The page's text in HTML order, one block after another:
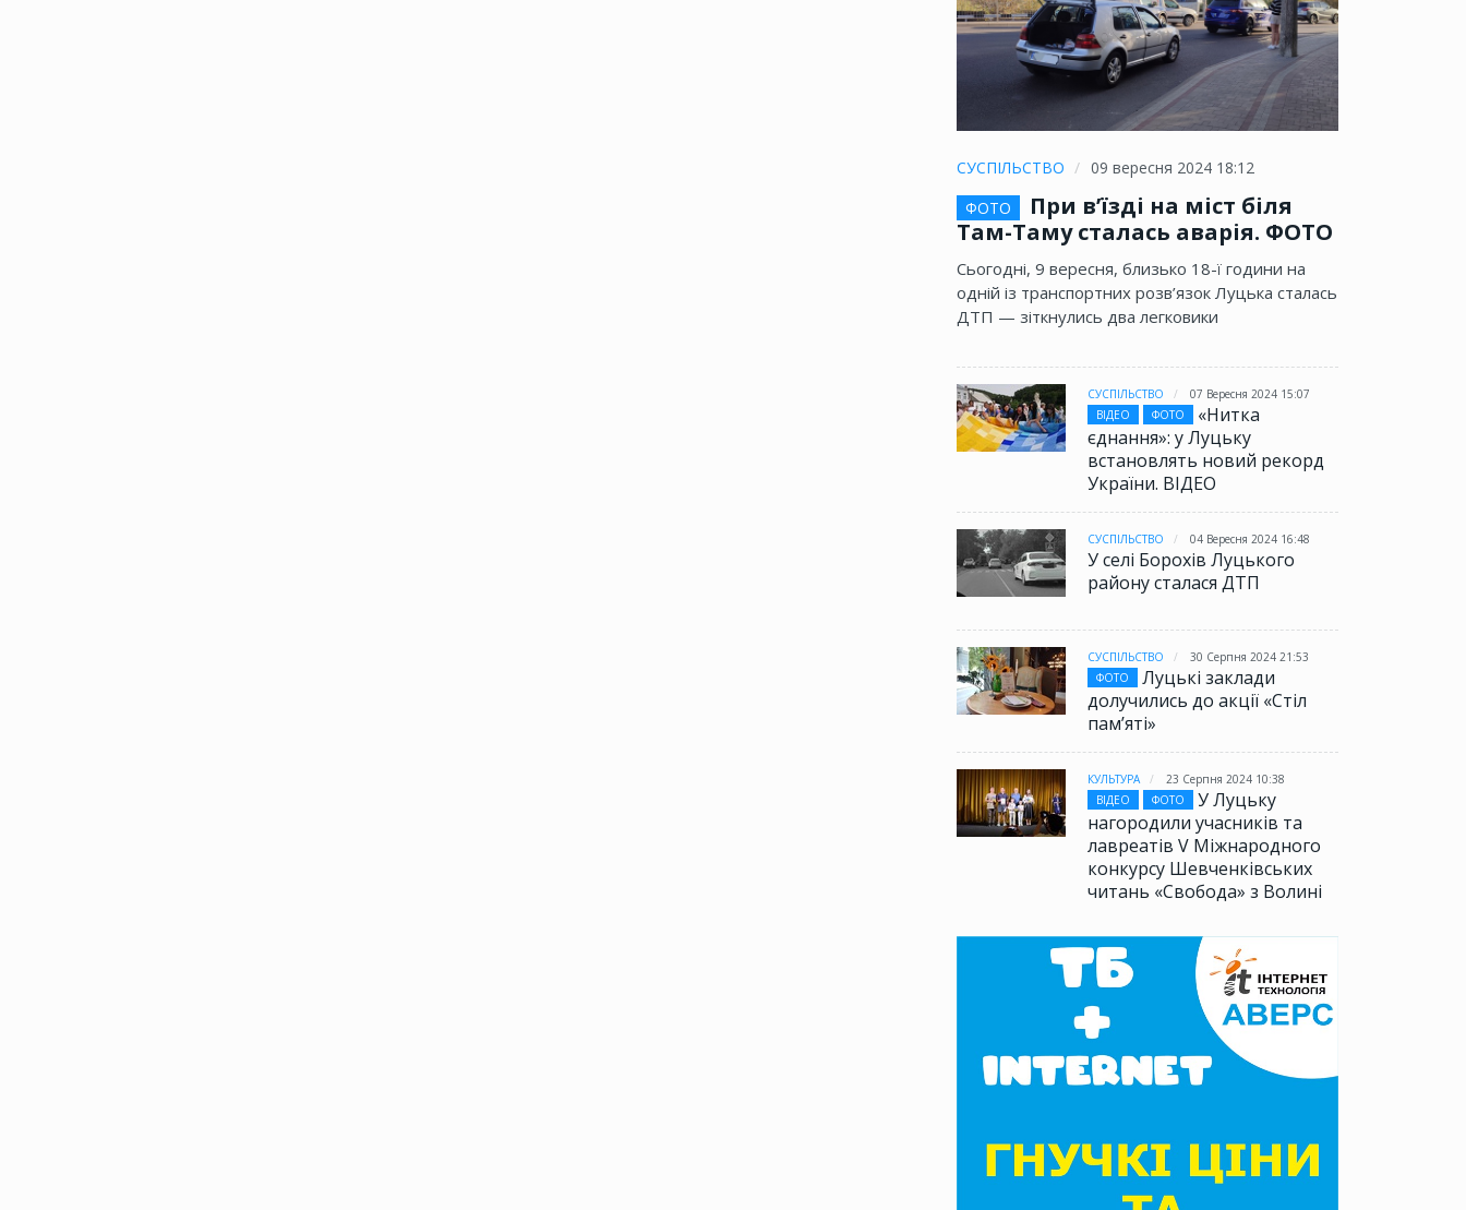
СУСПІЛЬСТВО
09 вересня 2024 18:12
ФОТО
При в’їзді на міст біля
Там-Таму сталась аварія. ФОТО
Сьогодні, 9 вересня, близько 18-ї години на
одній із транспортних розв’язок Луцька сталась
ДТП — зіткнулись два легковики
СУСПІЛЬСТВО
07 Вересня 2024 15:07
ВІДЕО
ФОТО
«Нитка
єднання»: у Луцьку
встановлять новий рекорд
України. ВІДЕО
СУСПІЛЬСТВО 04 Вересня 2024 16:48
У селі Борохів Луцького
району сталася ДТП
СУСПІЛЬСТВО
30 Серпня 2024 21:53
ФОТО
Луцькі заклади
долучились до акції «Стіл
памʼяті»
КУЛЬТУРА
23 Серпня 2024 10:38
ВІДЕО
ФОТО
У Луцьку
нагородили учасників та
лавреатів V Міжнародного
конкурсу Шевченківських
читань «Свобода» з Волині